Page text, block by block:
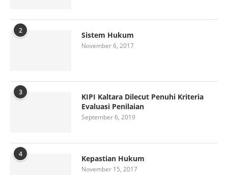
2 Sistem Hukum
November 6, 2017
3
KIPI Kaltara Dilecut Penuhi Kriteria
Evaluasi Penilaian
September 6, 2019
4 Kepastian Hukum
November 15, 2017